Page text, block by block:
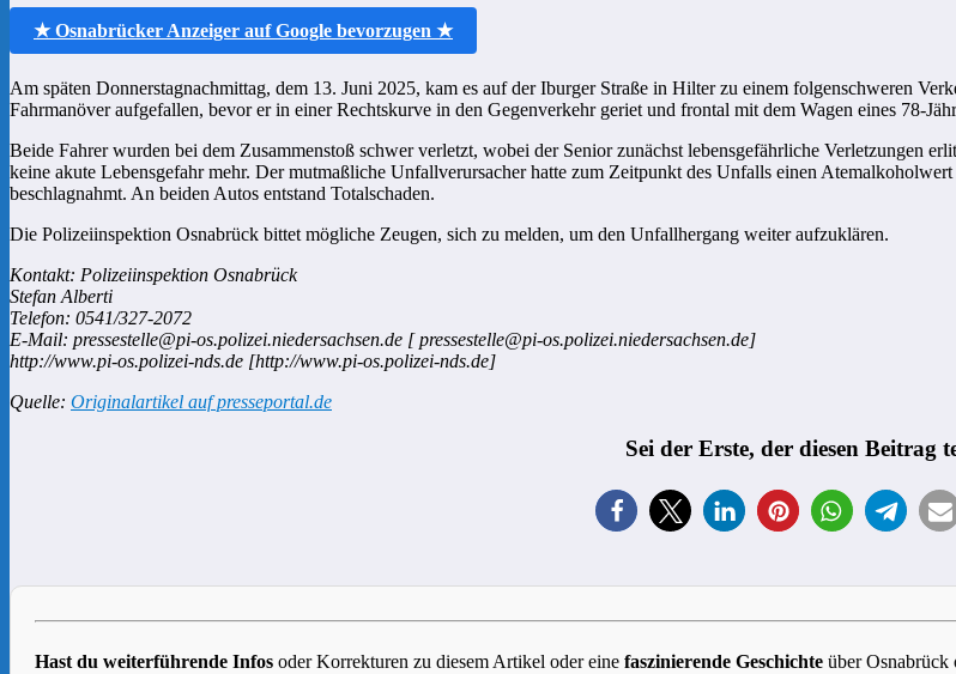
★ Osnabrücker Anzeiger auf Google bevorzugen ★
Am späten Donnerstagnachmittag, dem 13. Juni 2025, kam es auf der Iburger Straße in Hilter zu einem folgenschweren
Fahrmanöver aufgefallen, bevor er in einer Rechtskurve in den Gegenverkehr geriet und frontal mit dem Wagen eines 78-
Beide Fahrer wurden bei dem Zusammenstoß schwer verletzt, wobei der Senior zunächst lebensgefährliche Verletzungen
keine akute Lebensgefahr mehr. Der mutmaßliche Unfallverursacher hatte zum Zeitpunkt des Unfalls einen
beschlagnahmt. An beiden Autos entstand Totalschaden.
Die Polizeiinspektion Osnabrück bittet mögliche Zeugen, sich zu melden, um den Unfallhergang weiter aufzuklären.
Kontakt: Polizeiinspektion Osnabrück
Stefan Alberti
Telefon: 0541/327-2072
E-Mail: pressestelle@pi-os.polizei.niedersachsen.de [ pressestelle@pi-os.polizei.niedersachsen.de]
http://www.pi-os.polizei-nds.de [http://www.pi-os.polizei-nds.de]
Quelle: Originalartikel auf presseportal.de
Sei der Erste, der diesen Beitrag
Hast du weiterführende Infos oder Korrekturen zu diesem Artikel oder eine faszinierende Geschichte über Osnabrück